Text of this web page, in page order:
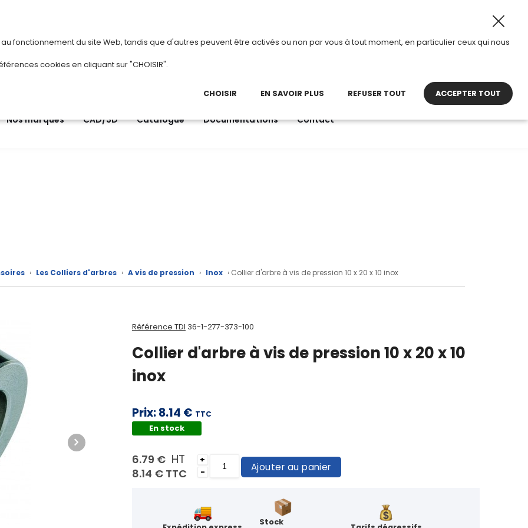
Du 3 au 28 août 2026, TDI passe en mode été. Horaires d’ouverture :
Nos marques CAD/3D Catalogue Documentations Contact
› Les Colliers d'arbres › A vis de pression › Inox › Collier d'arbre à vis de pression 10 x 20 x 10 inox
Référence TDI 36-1-277-373-100
Collier d'arbre à vis de pression 10 x 20 x 10
inox
Prix:8.14 € TTC
En stock
6.79 € HT
8.14 € TTC
+
-
Ajouter au panier
Stock
fonctionnement du site Web, tandis que d'autres peuvent être activés ou non par vous à tout moment, en particulier ceux qui nous
cookies en cliquant sur "CHOISIR".
CHOISIR EN SAVOIR PLUS REFUSER TOUT ACCEPTER TOUT